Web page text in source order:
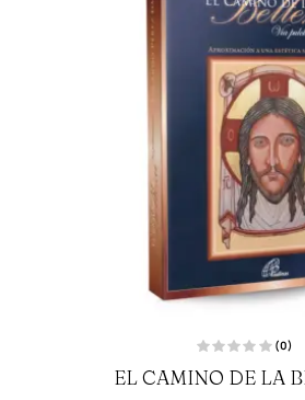
a
l
(0)
EL CAMINO DE LA